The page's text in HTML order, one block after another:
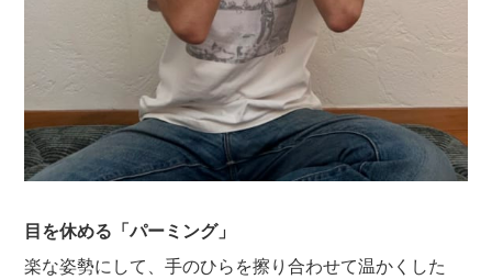
目を休める「パーミング」
楽な姿勢にして、手のひらを擦り合わせて温かくした